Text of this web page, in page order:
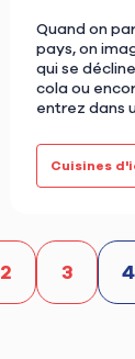
Quand on
pays, on
qui se
cola ou
entrez dans
Cuisines
2 3 4